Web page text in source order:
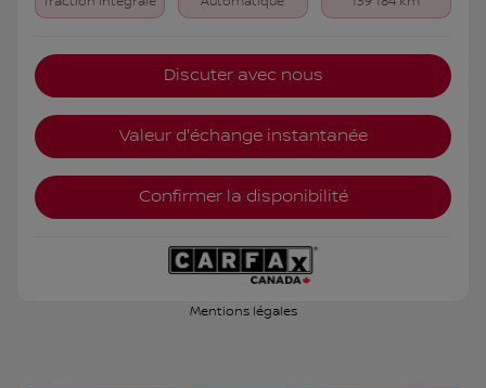
Discuter avec nous
Valeur d'échange instantanée
Confirmer la disponibilité
Mentions légales